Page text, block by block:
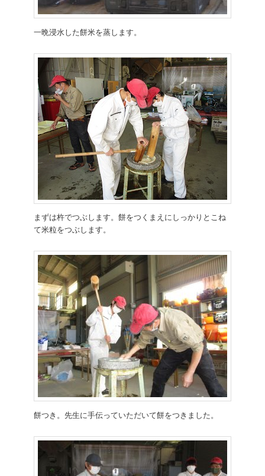
一晩浸水した餅米を蒸します。
まずは杵でつぶします。餅をつくまえにしっかりとこね
て米粒をつぶします。
餅つき。先生に手伝っていただいて餅をつきました。